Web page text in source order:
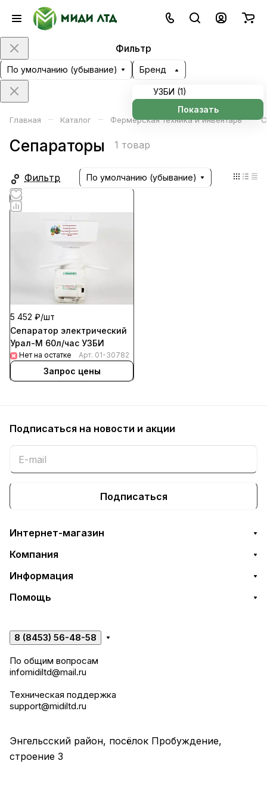
Фильтр
По умолчанию (убывание) Бренд
УЗБИ (1)
Показать
Главная – Каталог – Фермерская техника и инвентарь –
Сепараторы 1 товар
Фильтр По умолчанию (убывание)
5 452 ₽/шт
Сепаратор электрический
Урал-М 60л/час УЗБИ
Нет на остатке Арт. 01-30782
Запрос цены
Подписаться на новости и акции
Подписаться
Интернет-магазин
Компания
Информация
Помощь
8 (8453) 56-48-58
По общим вопросам
infomidiltd@mail.ru
Техническая поддержка
support@midiltd.ru
Энгельсский район, посёлок Пробуждение,
строение 3